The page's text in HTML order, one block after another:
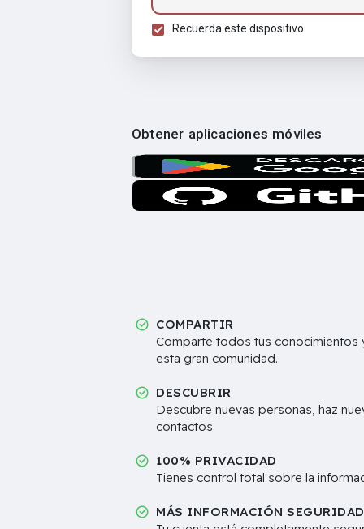
Recuerda este dispositivo
Obtener aplicaciones móviles
COMPARTIR
Comparte todos tus conocimientos
esta gran comunidad.
DESCUBRIR
Descubre nuevas personas, haz
contactos.
100% PRIVACIDAD
Tienes control total sobre la
MÁS INFORMACIÓN SEGURIDAD